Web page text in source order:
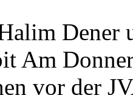
Am
vor der